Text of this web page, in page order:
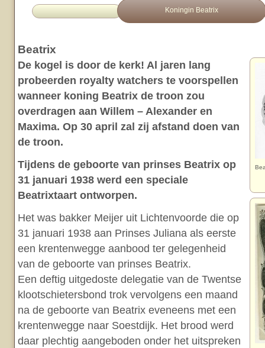
Koningin Beatrix
Beatrix
De kogel is door de kerk! Al jaren lang
probeerden royalty watchers te voorspellen
wanneer koning Beatrix de troon zou
overdragen aan Willem – Alexander en
Maxima. Op 30 april zal zij afstand doen van
de troon.
Tijdens de geboorte van prinses Beatrix op
31 januari 1938 werd een speciale
Beatrixtaart ontworpen.
Het was bakker Meijer uit Lichtenvoorde die op
31 januari 1938 aan Prinses Juliana als eerste
een krentenwegge aanbood ter gelegenheid
van de geboorte van prinses Beatrix.
Een deftig uitgedoste delegatie van de Twentse
klootschietersbond trok vervolgens een maand
na de geboorte van Beatrix eveneens met een
krentenwegge naar Soestdijk. Het brood werd
daar plechtig aangeboden onder het uitspreken